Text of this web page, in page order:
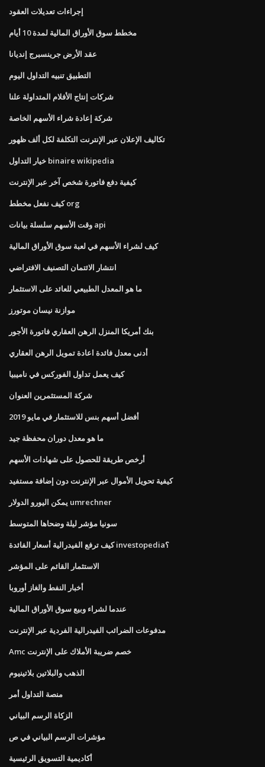
إجراءات تعديلات العقود
مخطط سوق الأوراق المالية لمدة 10 أيام
عقد الأرض جرينسبرج إنديانا
التطبيق تنبيه التداول اليوم
شركات إنتاج الأفلام المتداولة علنا
شركة إعادة شراء الأسهم الخاصة
تكاليف الإعلان عبر الإنترنت التكلفة لكل ألف ظهور
خيار التداول binaire wikipedia
كيفية دفع فاتورة شخص آخر عبر الإنترنت
كيف نفعل مخطط org
وقت الأسهم سلسلة بيانات api
كيف لشراء الأسهم في لعبة سوق الأوراق المالية
انتشار الائتمان التصنيف الافتراضي
ما هو المعدل الطبيعي للعائد على الاستثمار
موازنة نيسان موتورز
بنك أمريكا المنزل الرهن العقاري فاتورة الأجور
أدنى معدل فائدة اعادة تمويل الرهن العقاري
كيف يعمل تداول الفوركس في ناميبيا
شركة المستثمرين العنوان
أفضل أسهم بنس للاستثمار في مايو 2019
ما هو معدل دوران محفظة جيد
أرخص طريقة للحصول على شهادات الأسهم
كيفية تحويل الأموال عبر الإنترنت دون إضافة مستفيد
يمكن اليورو الدولار umrechner
سونيا مؤشر ليلة وضحاها المتوسط
كيف ترفع الفيدرالية أسعار الفائدة investopedia؟
الاستثمار القائم على المؤشر
أخبار النفط والغاز أوروبا
عندما لشراء وبيع سوق الأوراق المالية
مدفوعات الضرائب الفيدرالية الفردية عبر الإنترنت
Amc خصم ضريبة الأملاك على الإنترنت
الذهب والبلاتين بلاتينيوم
منصة التداول أمر
الزكاة الرسم البياني
مؤشرات الرسم البياني في ص
أكاديمية التسويق الرئيسية